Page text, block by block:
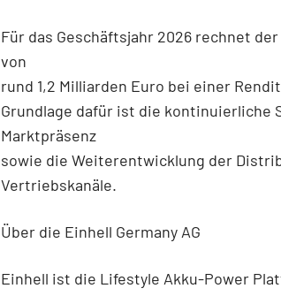
Für das Geschäftsjahr 2026 rechnet
von
rund 1,2 Milliarden Euro bei einer
Grundlage dafür ist die kontinuierliche
Marktpräsenz
sowie die Weiterentwicklung der
Vertriebskanäle.
Über die Einhell Germany AG
Einhell ist die Lifestyle Akku-Power